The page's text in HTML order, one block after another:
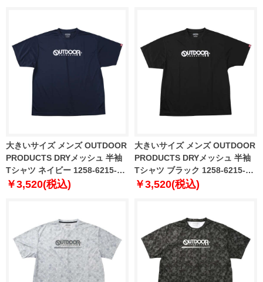
大きいサイズ メンズ OUTDOOR
PRODUCTS DRYメッシュ 半袖
Tシャツ ネイビー 1258-6215-1
3L 4L 5L 6L 7L 8L
￥3,520(税込)
大きいサイズ メンズ OUTDOOR
PRODUCTS DRYメッシュ 半袖
Tシャツ ブラック 1258-6215-2
3L 4L 5L 6L 7L 8L
￥3,520(税込)